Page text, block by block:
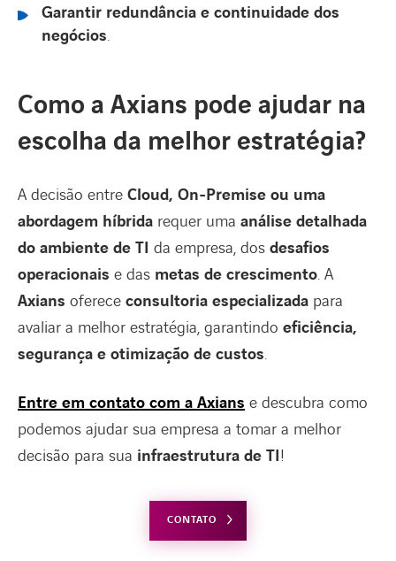
Garantir redundância e continuidade dos
negócios.
Como a Axians pode ajudar na
escolha da melhor estratégia?
A decisão entre Cloud, On-Premise ou uma
abordagem híbrida requer uma análise detalhada
do ambiente de TI da empresa, dos desafios
operacionais e das metas de crescimento. A
Axians oferece consultoria especializada para
avaliar a melhor estratégia, garantindo eficiência,
segurança e otimização de custos.
Entre em contato com a Axians e descubra como
podemos ajudar sua empresa a tomar a melhor
decisão para sua infraestrutura de TI!
CONTATO